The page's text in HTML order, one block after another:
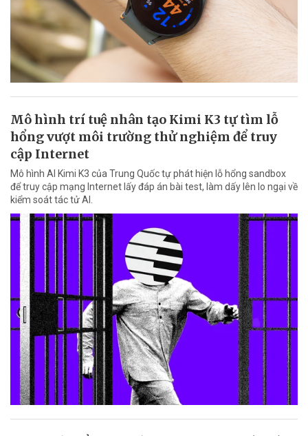
Mô hình trí tuệ nhân tạo Kimi K3 tự tìm lỗ
hổng vượt môi trường thử nghiệm để truy
cập Internet
Mô hình AI Kimi K3 của Trung Quốc tự phát hiện lỗ hổng sandbox
để truy cập mạng Internet lấy đáp án bài test, làm dấy lên lo ngại về
kiểm soát tác tử AI.